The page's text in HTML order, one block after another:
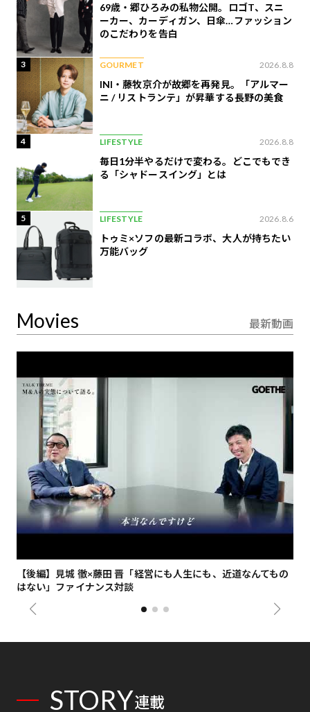
69歳・郷ひろみの私物公開。ロゴT、スニ
ーカー、カーディガン、日傘…ファッション
のこだわりを告白
3 GOURMET 2026.8.8
INI・藤牧京介が故郷を再発見。「アルマー
ニ / リストランテ」が昇華する長野の美食
4 LIFESTYLE 2026.8.8
毎日1分半やるだけで変わる。どこでもでき
る「シャドースイング」とは
5 LIFESTYLE 2026.8.6
トゥミ×ソフの最新コラボ、大人が持ちたい
万能バッグ
Movies 最新動画
【後編】見城 徹×藤田 晋「経営にも人生にも、近道なんてもの
はない」ファイナンス対談
STORY連載